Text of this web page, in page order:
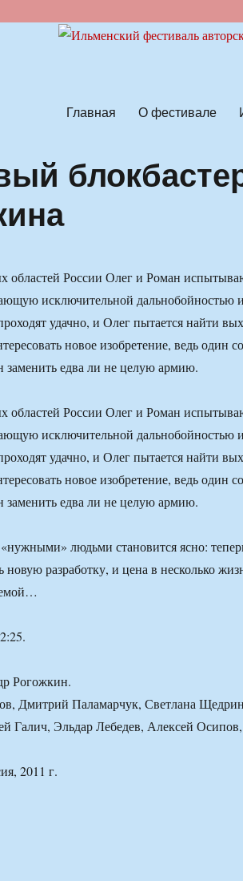
Главная О фестивале
областей России Олег и Роман
исключительной дальнобойностью
удачно, и Олег пытается найти
новое изобретение, ведь один
заменить едва ли не целую армию.
областей России Олег и Роман
исключительной дальнобойностью
удачно, и Олег пытается найти
новое изобретение, ведь один
заменить едва ли не целую армию.
людьми становится ясно:
разработку, и цена в несколько
Рогожкин.
Дмитрий Паламарчук, Светлана
Галич, Эльдар Лебедев, Алексей
2011 г.